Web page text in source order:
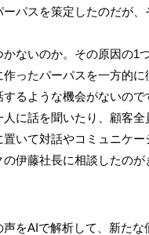
パスを策定したのだが
ないのか。その原因の1
ったパーパスを一方的
るような機会がないので
に話を聞いたり、顧客
いて対話やコミュニケ
伊藤社長に相談したのが
をAIで解析して、新た